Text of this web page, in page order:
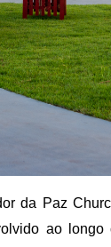
da Paz
ao